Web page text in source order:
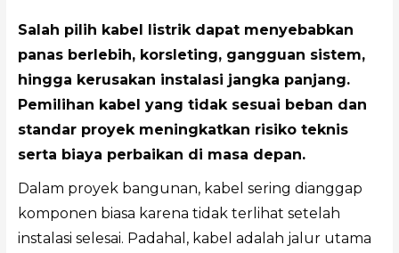
Salah pilih kabel listrik dapat menyebabkan
panas berlebih, korsleting, gangguan sistem,
hingga kerusakan instalasi jangka panjang.
Pemilihan kabel yang tidak sesuai beban dan
standar proyek meningkatkan risiko teknis
serta biaya perbaikan di masa depan.
Dalam proyek bangunan, kabel sering dianggap
komponen biasa karena tidak terlihat setelah
instalasi selesai. Padahal, kabel adalah jalur utama